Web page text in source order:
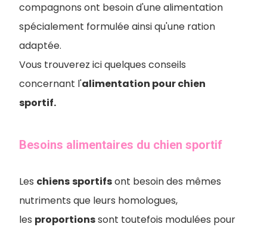
compagnons ont besoin d'une alimentation
spécialement formulée ainsi qu'une ration
adaptée.
Vous trouverez ici quelques conseils
concernant l'alimentation pour chien
sportif.
Besoins alimentaires du chien sportif
Les chienssportifsont besoin des mêmes
nutriments que leurs homologues,
les proportionssont toutefois modulées pour